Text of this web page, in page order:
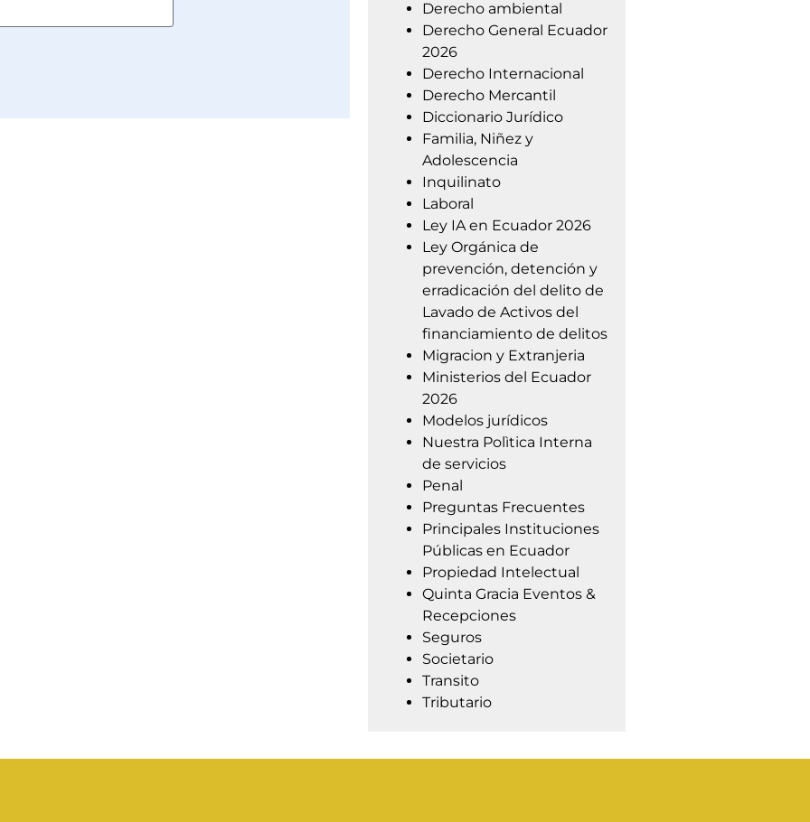
Derecho ambiental
Derecho General Ecuador
2026
Derecho Internacional
Derecho Mercantil
Diccionario Jurídico
Familia, Niñez y
Adolescencia
Inquilinato
Laboral
Ley IA en Ecuador 2026
Ley Orgánica de
prevención, detención y
erradicación del delito de
Lavado de Activos del
financiamiento de delitos
Migracion y Extranjeria
Ministerios del Ecuador
2026
Modelos jurídicos
Nuestra Polìtica Interna
de servicios
Penal
Preguntas Frecuentes
Principales Instituciones
Públicas en Ecuador
Propiedad Intelectual
Quinta Gracia Eventos &
Recepciones
Seguros
Societario
Transito
Tributario